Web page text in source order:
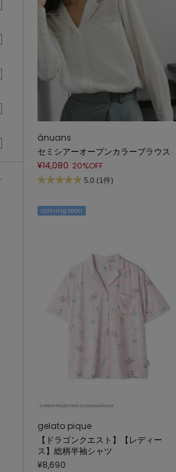
ánuans
セミシアーオープンカラーブラウス
¥14,080 20%OFF
5.0 (1件)
coming soon
gelato pique
【ドラゴンクエスト】【レディー
ス】総柄半袖シャツ
¥8,690